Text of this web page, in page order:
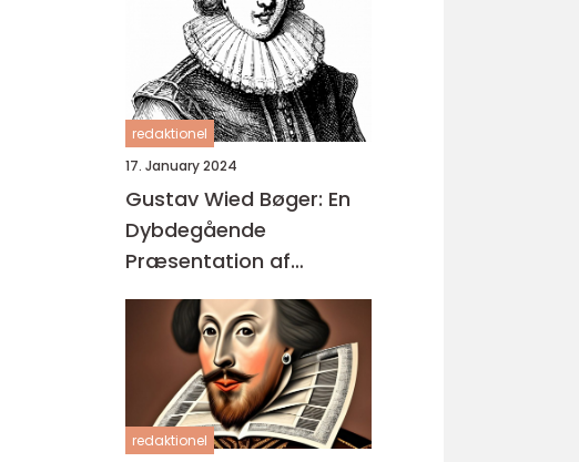
redaktionel
17. January 2024
Gustav Wied Bøger: En
Dybdegående
Præsentation af
Enestående
Kunstværker
redaktionel